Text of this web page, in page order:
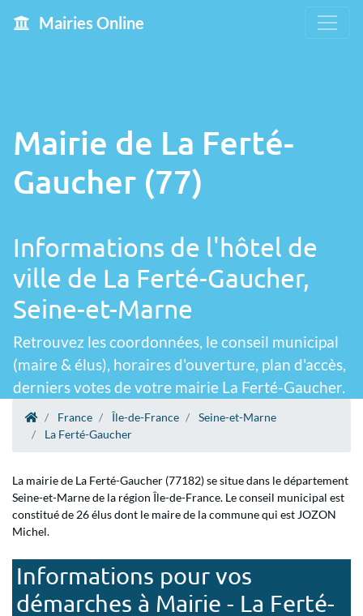
Mairies Online
Mairie de La Ferté-
Gaucher (77)
Informations de l'hôtel de
ville de La Ferté-Gaucher,
Seine-et-Marne
Retrouvez les coordonnées, le conseil municipal
(maire & élus), horaires d'ouverture, plan d'accès,
derniers votes de votre mairie La Ferté-Gaucher.
France Île-de-France
Seine-et-Marne
La Ferté-Gaucher
La mairie de La Ferté-Gaucher (77182) se situe dans le département
Seine-et-Marne de la région Île-de-France. Le conseil municipal est
constitué de 26 élus dont le maire de la commune qui est JOZON
Michel.
Informations pour vos
démarches à Mairie - La Ferté-